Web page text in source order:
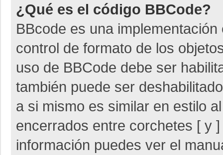
¿Qué es el código BBCode?
BBcode es una
control de formato de los
uso de BBCode debe ser
también puede ser
a si mismo es similar en estilo
encerrados entre corchetes [ y
información puedes ver el